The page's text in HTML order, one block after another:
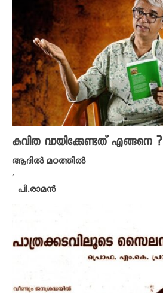
കവിത വായിക്കേണ്ടത് എങ്ങനെ ?
ആദിൽ മഠത്തിൽ
,
പി.രാമൻ